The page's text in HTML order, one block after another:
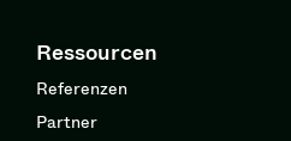
Ressourcen
Referenzen
Partner